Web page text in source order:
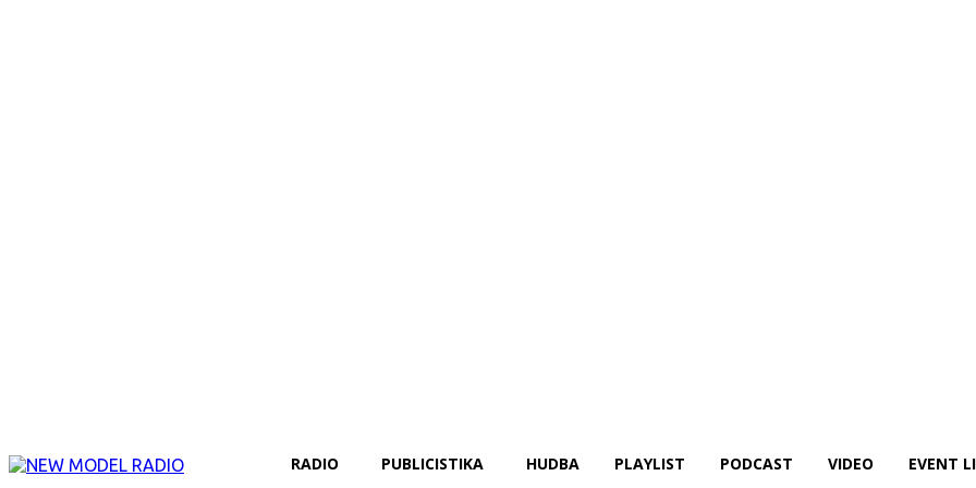
RADIO PUBLICISTIKA HUDBA PLAYLIST PODCAST VIDEO EVENT